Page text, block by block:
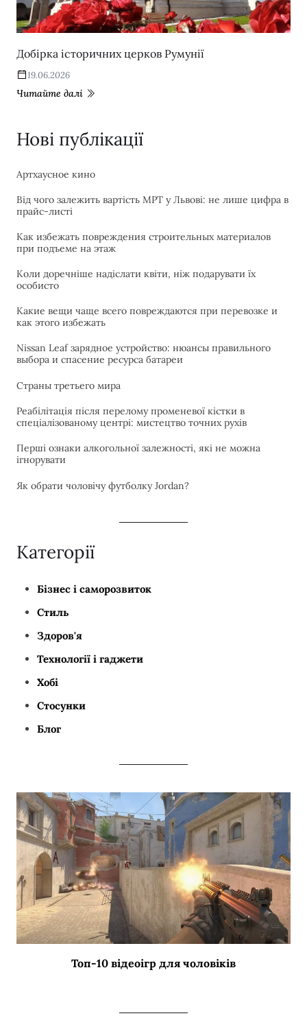
Добірка історичних церков Румунії
19.06.2026
Читайте далі
Нові публікації
Артхаусное кино
Від чого залежить вартість МРТ у Львові: не лише цифра в
прайс-листі
Как избежать повреждения строительных материалов
при подъеме на этаж
Коли доречніше надіслати квіти, ніж подарувати їх
особисто
Какие вещи чаще всего повреждаются при перевозке и
как этого избежать
Nissan Leaf зарядное устройство: нюансы правильного
выбора и спасение ресурса батареи
Страны третьего мира
Реабілітація після перелому променевої кістки в
спеціалізованому центрі: мистецтво точних рухів
Перші ознаки алкогольної залежності, які не можна
ігнорувати
Як обрати чоловічу футболку Jordan?
Категорії
Бізнес і саморозвиток
Стиль
Здоров'я
Технології і гаджети
Хобі
Стосунки
Блог
Топ-10 відеоігр для чоловіків